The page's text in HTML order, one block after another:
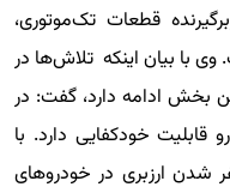
دربرگیرنده قطعات‌ تک‌موتوری،
با بیان اینکه تلاش‌ها در
بخش ادامه دارد، گفت: در
قابلیت خودکفایی دارد. با
شدن ارزبری در خودروهای